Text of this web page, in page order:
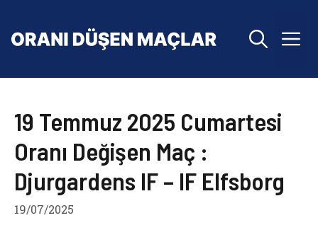
19 Temmuz 2025 Cumartesi
Oranı Değişen Maç :
Djurgardens IF – IF Elfsborg
19/07/2025